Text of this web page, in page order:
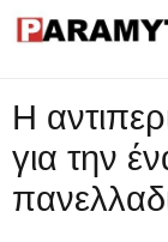
Τεχνολογία
Ροή
H
για την